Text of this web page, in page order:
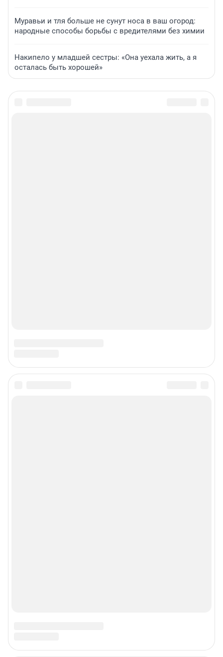
Муравьи и тля больше не сунут носа в ваш огород:
народные способы борьбы с вредителями без химии
Накипело у младшей сестры: «Она уехала жить, а я
осталась быть хорошей»